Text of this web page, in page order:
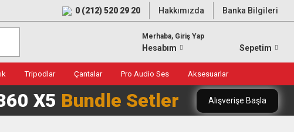
0 (212) 520 29 20 Hakkımızda Banka Bilgileri
Merhaba, Giriş Yap
Hesabım Sepetim
Tripodlar Çantalar Pro Audio Ses Aksesuarlar
X5 Bundle Setler Alışverişe Başla